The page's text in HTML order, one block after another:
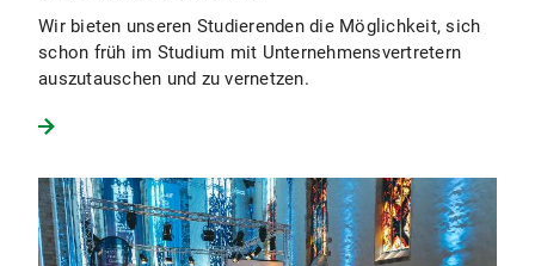
Wir bieten unseren Studierenden die Möglichkeit, sich
schon früh im Studium mit Unternehmensvertretern
auszutauschen und zu vernetzen.